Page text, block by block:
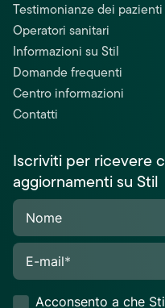
Testimonianze dei pazienti
Operatori sanitari
Informazioni su Stil
Domande frequenti
Centro informazioni
Contatti
Iscriviti per ricevere
aggiornamenti su Stil
Nome
E-mail*
Acconsento a che